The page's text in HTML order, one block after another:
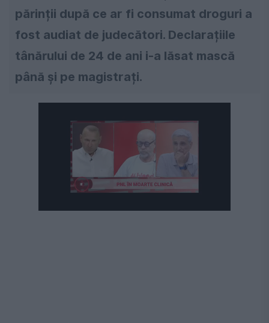
părinții după ce ar fi consumat droguri a
fost audiat de judecători. Declarațiile
tânărului de 24 de ani i-a lăsat mască
până și pe magistrați.